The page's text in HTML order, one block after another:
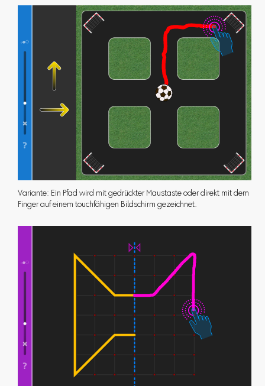
Variante: Ein Pfad wird mit gedrückter Maustaste oder direkt mit dem
Finger auf einem touchfähigen Bildschirm gezeichnet.